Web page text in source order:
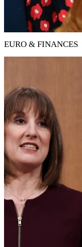
EURO & FINANCES